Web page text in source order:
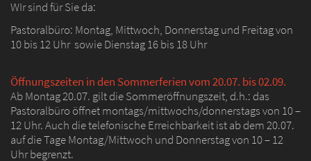
WIr sind für Sie da:
Pastoralbüro: Montag, Mittwoch, Donnerstag und Freitag von
10 bis 12 Uhr sowie Dienstag 16 bis 18 Uhr
Öffnungszeiten in den Sommerferien vom 20.07. bis 02.09.
Ab Montag 20.07. gilt die Sommeröffnungszeit, d.h.: das
Pastoralbüro öffnet montags/mittwochs/donnerstags von 10 –
12 Uhr. Auch die telefonische Erreichbarkeit ist ab dem 20.07.
auf die Tage Montag/Mittwoch und Donnerstag von 10 – 12
Uhr begrenzt.